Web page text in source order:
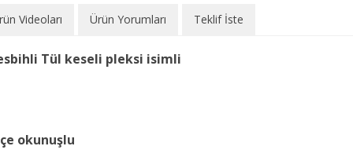
Videoları Ürün Yorumları Teklif İste
Tül keseli pleksi isimli
okunuşlu